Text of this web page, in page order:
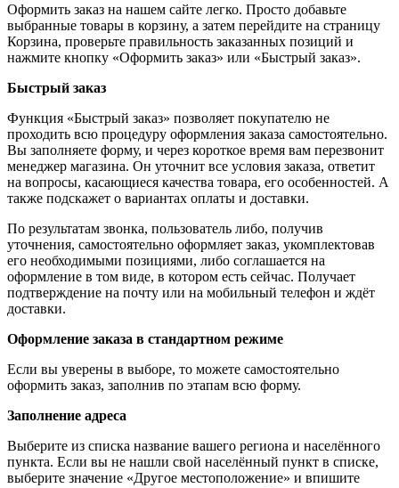
Оформить заказ на нашем сайте легко. Просто добавьте
выбранные товары в корзину, а затем перейдите на страницу
Корзина, проверьте правильность заказанных позиций и
нажмите кнопку «Оформить заказ» или «Быстрый заказ».
Быстрый заказ
Функция «Быстрый заказ» позволяет покупателю не
проходить всю процедуру оформления заказа самостоятельно.
Вы заполняете форму, и через короткое время вам перезвонит
менеджер магазина. Он уточнит все условия заказа, ответит
на вопросы, касающиеся качества товара, его особенностей. А
также подскажет о вариантах оплаты и доставки.
По результатам звонка, пользователь либо, получив
уточнения, самостоятельно оформляет заказ, укомплектовав
его необходимыми позициями, либо соглашается на
оформление в том виде, в котором есть сейчас. Получает
подтверждение на почту или на мобильный телефон и ждёт
доставки.
Оформление заказа в стандартном режиме
Если вы уверены в выборе, то можете самостоятельно
оформить заказ, заполнив по этапам всю форму.
Заполнение адреса
Выберите из списка название вашего региона и населённого
пункта. Если вы не нашли свой населённый пункт в списке,
выберите значение «Другое местоположение» и впишите